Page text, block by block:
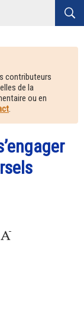
contributeurs
de la
ou en
.